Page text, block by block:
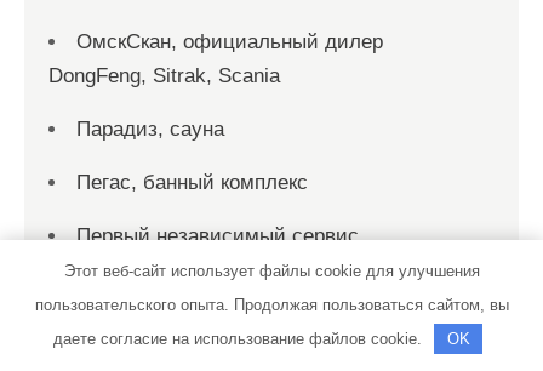
ОмскСкан, официальный дилер
DongFeng, Sitrak, Scania
Парадиз, сауна
Пегас, банный комплекс
Первый независимый сервис
Этот веб-сайт использует файлы cookie для улучшения
пользовательского опыта. Продолжая пользоваться сайтом, вы
даете согласие на использование файлов cookie.
OK